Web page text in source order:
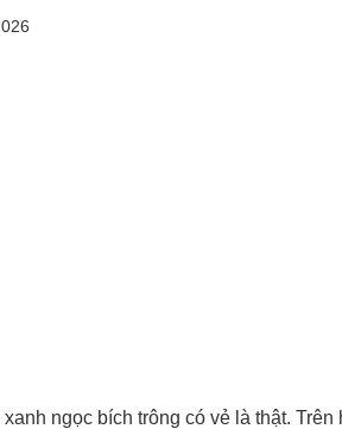
ngọc bích trông có vẻ là thật.